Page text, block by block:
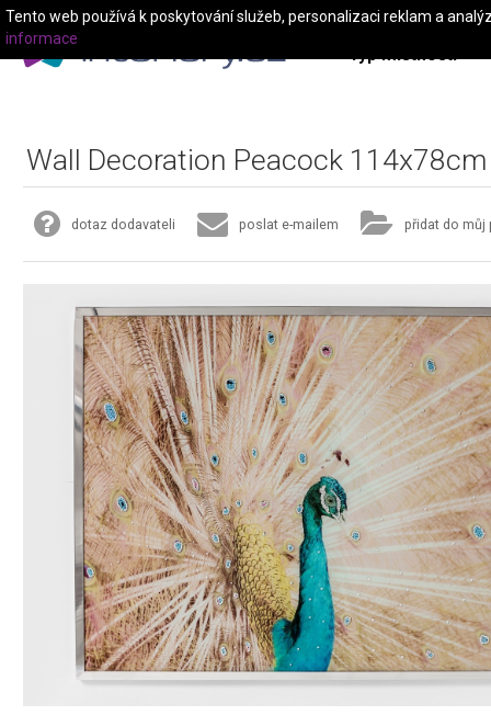
Typ místnosti
Wall Decoration Peacock 114x78cm
dotaz dodavateli poslat e-mailem přidat do můj
Tento web používá k poskytování služeb, personalizaci reklam a
informace